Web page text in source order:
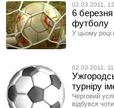
02.03.2011,
6
футболу
У цьому році
02.03.2011,
турніру
Черговий
відбувся